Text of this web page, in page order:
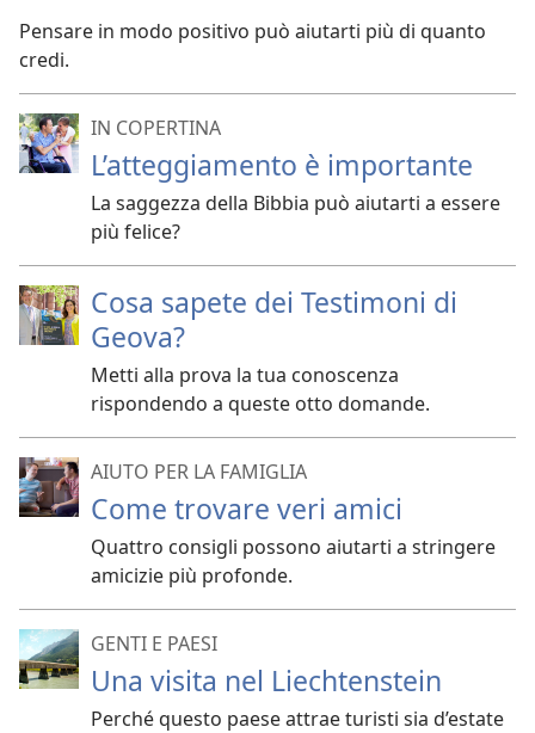
Pensare in modo positivo può aiutarti più di quanto
credi.
IN COPERTINA
L’atteggiamento è importante
La saggezza della Bibbia può aiutarti a essere
più felice?
Cosa sapete dei Testimoni di
Geova?
Metti alla prova la tua conoscenza
rispondendo a queste otto domande.
AIUTO PER LA FAMIGLIA
Come trovare veri amici
Quattro consigli possono aiutarti a stringere
amicizie più profonde.
GENTI E PAESI
Una visita nel Liechtenstein
Perché questo paese attrae turisti sia d’estate